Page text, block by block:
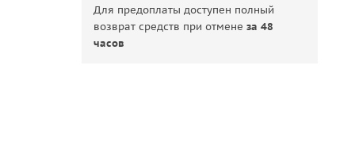
Для предоплаты доступен полный
возврат средств при отменеза 48
часов